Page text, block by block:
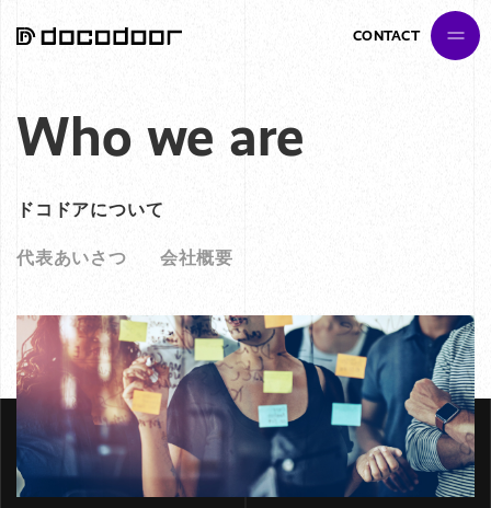
Column
Contact
CONTACT
Who we are
ドコドアについて
代表あいさつ 会社概要